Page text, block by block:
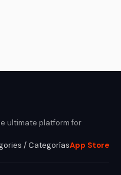
ultimate platform for
/ CategoríasApp Store